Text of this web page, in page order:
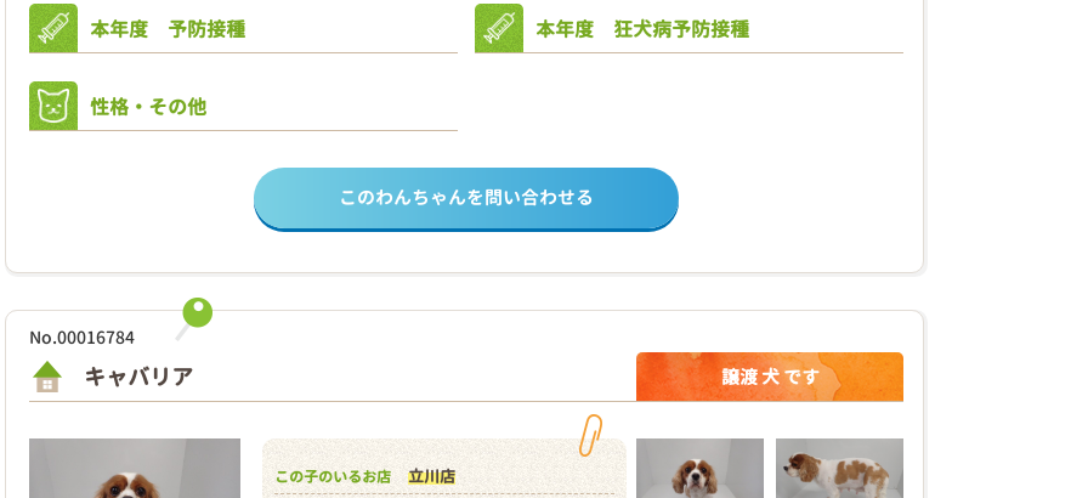
本年度 予防接種 本年度 狂犬病予防接種
性格・その他
このわんちゃんを問い合わせる
No.00016784
キャバリア 譲渡 犬 です
この子のいるお店 立川店